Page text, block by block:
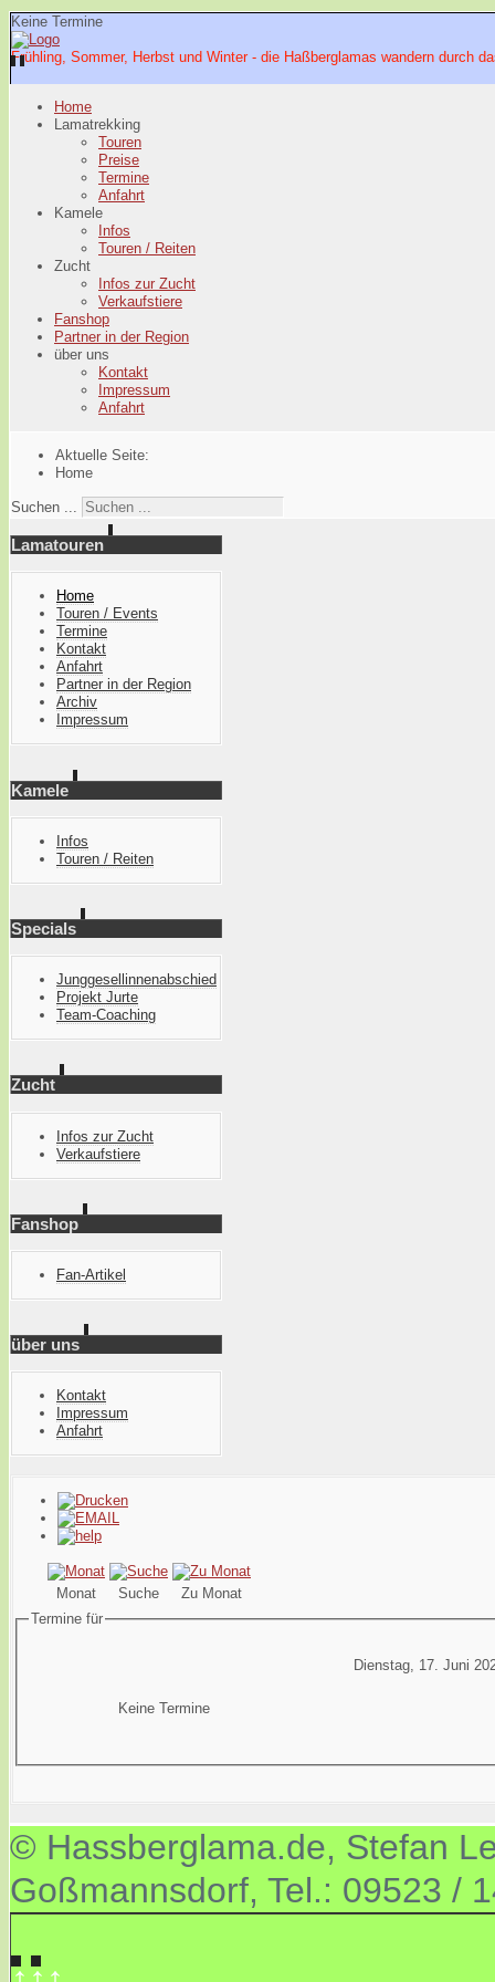
Keine Termine
Frühling, Sommer, Herbst und Winter - die Haßberglamas wandern durch
Home
Lamatrekking
Touren
Preise
Termine
Anfahrt
Kamele
Infos
Touren / Reiten
Zucht
Infos zur Zucht
Verkaufstiere
Fanshop
Partner in der Region
über uns
Kontakt
Impressum
Anfahrt
Aktuelle Seite:
Home
Suchen ...
Lamatouren
Home
Touren / Events
Termine
Kontakt
Anfahrt
Partner in der Region
Archiv
Impressum
Kamele
Infos
Touren / Reiten
Specials
Junggesellinnenabschied
Projekt Jurte
Team-Coaching
Zucht
Infos zur Zucht
Verkaufstiere
Fanshop
Fan-Artikel
über uns
Kontakt
Impressum
Anfahrt
Monat Suche
Zu Monat
Termine für
Dienstag, 17. Juni
Keine Termine
© Hassberglama.de, Stefan
Goßmannsdorf, Tel.: 09523 /